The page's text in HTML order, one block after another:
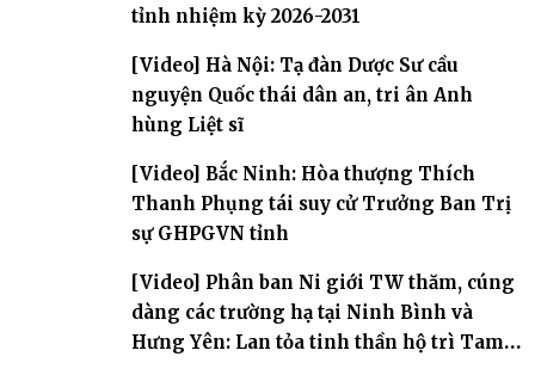
tỉnh nhiệm kỳ 2026-2031
[Video] Hà Nội: Tạ đàn Dược Sư cầu
nguyện Quốc thái dân an, tri ân Anh
hùng Liệt sĩ
[Video] Bắc Ninh: Hòa thượng Thích
Thanh Phụng tái suy cử Trưởng Ban Trị
sự GHPGVN tỉnh
[Video] Phân ban Ni giới TW thăm, cúng
dàng các trường hạ tại Ninh Bình và
Hưng Yên: Lan tỏa tinh thần hộ trì Tam